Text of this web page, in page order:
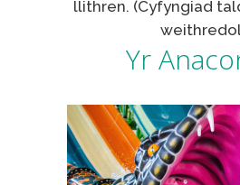
llithren. (Cyfyngiad
Yr